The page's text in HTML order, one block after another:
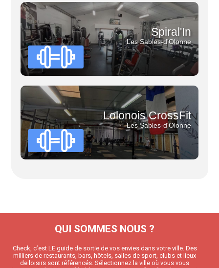
Spiral'In
Les Sables-d'Olonne
Lolonois CrossFit
Les Sables-d'Olonne
QUI SOMMES NOUS ?
Check, c’est LE guide de sortie de vos envies dans votre ville. Des
milliers de restaurants, bars, hôtels, salles de sport, clubs et lieux
de loisirs sont référencés. Sélectionnez la ville où vous vous